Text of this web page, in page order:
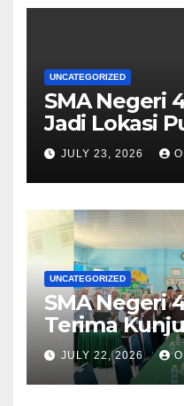
UNCATEGORIZED
SMA Negeri
Jadi Lokasi
Hari Anak
Bangka
JULY 23, 2026
UNCATEGORIZED
SMA Negeri
Terima
Manajemen
1 Lubuk
JULY 22, 2026